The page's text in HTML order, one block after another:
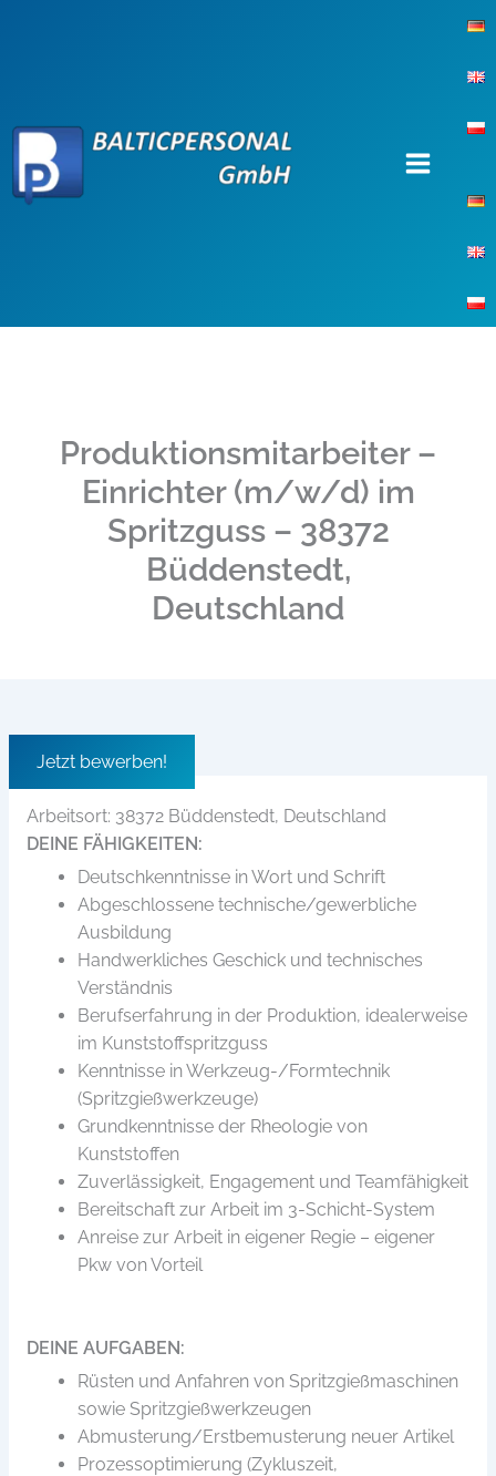
Produktionsmitarbeiter –
Einrichter (m/w/d) im
Spritzguss – 38372
Büddenstedt,
Deutschland
Jetzt bewerben!
Arbeitsort: 38372 Büddenstedt, Deutschland
DEINE FÄHIGKEITEN:
Deutschkenntnisse in Wort und Schrift
Abgeschlossene technische/gewerbliche
Ausbildung
Handwerkliches Geschick und technisches
Verständnis
Berufserfahrung in der Produktion, idealerweise
im Kunststoffspritzguss
Kenntnisse in Werkzeug-/Formtechnik
(Spritzgießwerkzeuge)
Grundkenntnisse der Rheologie von
Kunststoffen
Zuverlässigkeit, Engagement und Teamfähigkeit
Bereitschaft zur Arbeit im 3-Schicht-System
Anreise zur Arbeit in eigener Regie – eigener
Pkw von Vorteil
DEINE AUFGABEN:
Rüsten und Anfahren von Spritzgießmaschinen
sowie Spritzgießwerkzeugen
Abmusterung/Erstbemusterung neuer Artikel
Prozessoptimierung (Zykluszeit,